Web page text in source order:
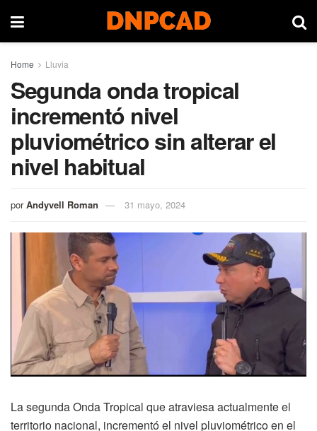
Home Lluvia
Segunda onda tropical
incrementó nivel
pluviométrico sin alterar el
nivel habitual
por Andyvell Roman 31 mayo, 2024
La segunda Onda Tropical que atraviesa actualmente el
territorio nacional, incrementó el nivel pluviométrico en el